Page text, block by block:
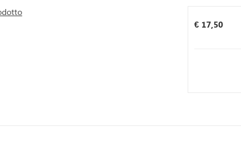
Prezzo
€ 17,50